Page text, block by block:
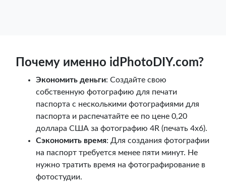
Почему именно idPhotoDIY.com?
Экономить деньги: Создайте свою
собственную фотографию для печати
паспорта с несколькими фотографиями для
паспорта и распечатайте ее по цене 0,20
доллара США за фотографию 4R (печать 4x6).
Сэкономить время: Для создания фотографии
на паспорт требуется менее пяти минут. Не
нужно тратить время на фотографирование в
фотостудии.